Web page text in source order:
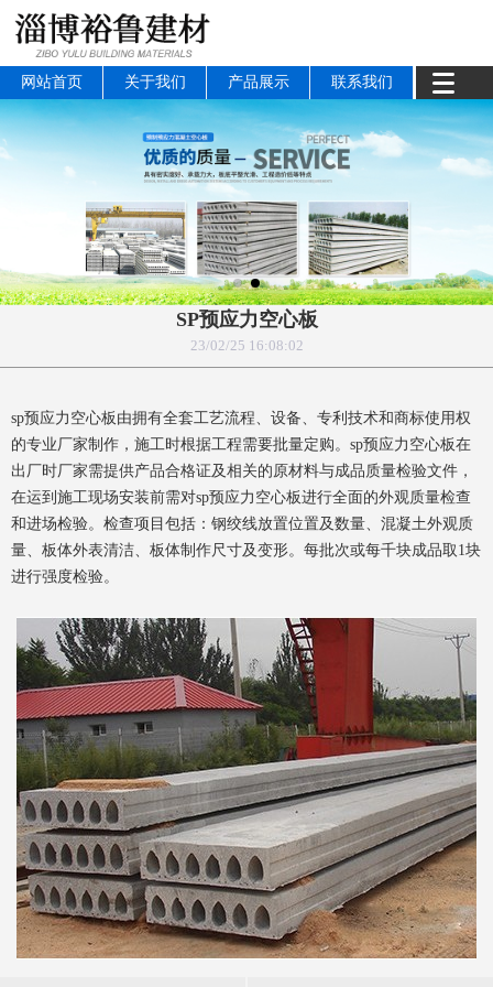
网站首页 关于我们 产品展示 联系我们
SP预应力空心板
23/02/25 16:08:02
sp预应力空心板由拥有全套工艺流程、设备、专利技术和商标使用权
的专业厂家制作，施工时根据工程需要批量定购。 sp预应力空心板在
出厂时厂家需提供产品合格证及相关的原材料与成品质量检验文件，
在运到施工现场安装前需对sp预应力空心板进行全面的外观质量检查
和进场检验。检查项目包括：钢绞线放置位置及数量、混凝土外观质
量、板体外表清洁、板体制作尺寸及变形。每批次或每千块成品取 1块
进行强度检验。